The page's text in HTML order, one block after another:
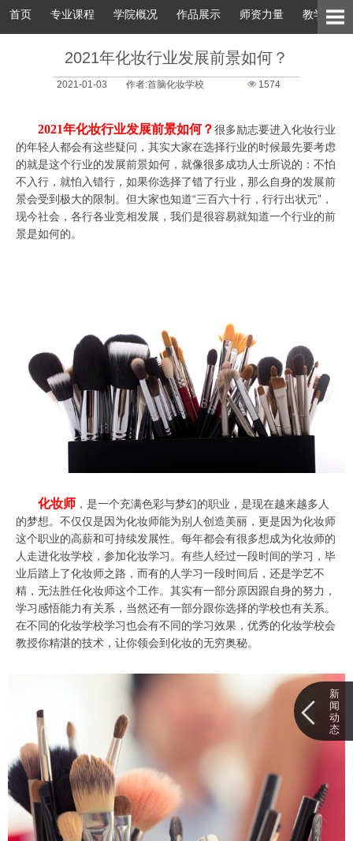
首页 专业课程 学院概况 作品展示 师资力量 教学环境
2021年化妆行业发展前景如何？
2021-01-03 作者:首脑化妆学校 1574
2021年化妆行业发展前景如何？很多励志要进入化妆行业
的年轻人都会有这些疑问，其实大家在选择行业的时候最先要考虑
的就是这个行业的发展前景如何，就像很多成功人士所说的：不怕
不入行，就怕入错行，如果你选择了错了行业，那么自身的发展前
景会受到极大的限制。但大家也知道“三百六十行，行行出状元”，
现今社会，各行各业竞相发展，我们是很容易就知道一个行业的前
景是如何的。
化妆师 ，是一个充满色彩与梦幻的职业，是现在越来越多人
的梦想。不仅仅是因为化妆师能为别人创造美丽，更是因为化妆师
这个职业的高薪和可持续发展性。每年都会有很多想成为化妆师的
人走进化妆学校，参加化妆学习。有些人经过一段时间的学习，毕
业后踏上了化妆师之路，而有的人学习一段时间后，还是学艺不
精，无法胜任化妆师这个工作。其实有一部分原因跟自身的努力，
学习感悟能力有关系，当然还有一部分跟你选择的学校也有关系。
在不同的化妆学校学习也会有不同的学习效果，优秀的化妆学校会
教授你精湛的技术，让你领会到化妆的无穷奥秘。
新
闻
动
态